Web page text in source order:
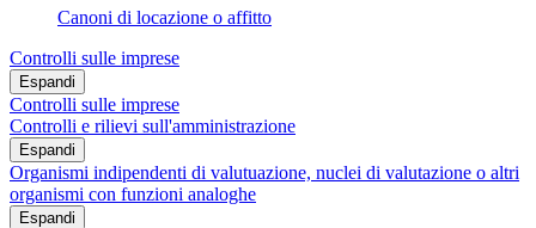
Canoni di locazione o affitto
Controlli sulle imprese
Espandi
Controlli sulle imprese
Controlli e rilievi sull'amministrazione
Espandi
Organismi indipendenti di valutuazione, nuclei di valutazione o altri
organismi con funzioni analoghe
Espandi